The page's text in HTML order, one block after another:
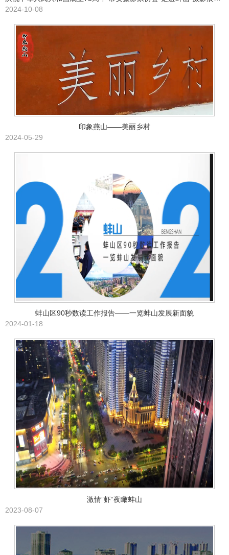
2024-10-08
印象燕山——美丽乡村
2024-05-29
蚌山区90秒数读工作报告——一览蚌山发展新面貌
2024-01-18
激情”虾“夜瞰蚌山
2023-08-07